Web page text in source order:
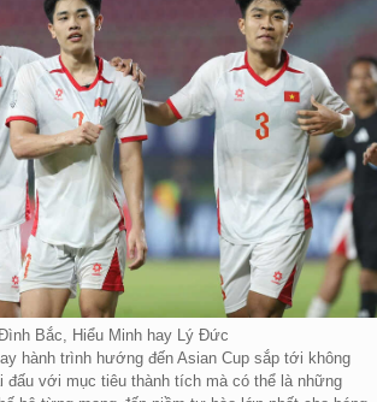
Bắc, Hiểu Minh hay Lý Đức
hành trình hướng đến Asian Cup sắp tới không
đấu với mục tiêu thành tích mà có thể là những